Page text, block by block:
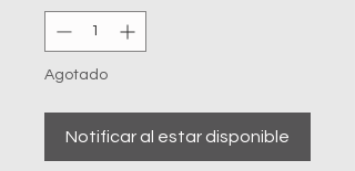
Agotado
Notificar al estar disponible